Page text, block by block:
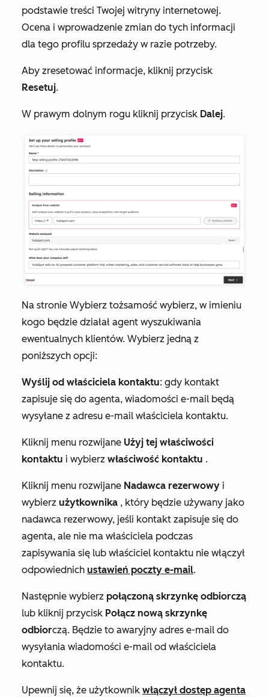
podstawie treści Twojej witryny internetowej.
Ocena i wprowadzenie zmian do tych informacji
dla tego profilu sprzedaży w razie potrzeby.
Aby zresetować informacje, kliknij przycisk
Resetuj.
W prawym dolnym rogu kliknij przycisk Dalej.
Na stronie Wybierz tożsamość wybierz, w imieniu
kogo będzie działał agent wyszukiwania
ewentualnych klientów. Wybierz jedną z
poniższych opcji:
Wyślij od właściciela kontaktu: gdy kontakt
zapisuje się do agenta, wiadomości e-mail będą
wysyłane z adresu e-mail właściciela kontaktu.
Kliknij menu rozwijane Użyj tej właściwości
kontaktu i wybierz właściwość kontaktu .
Kliknij menu rozwijane Nadawca rezerwowy i
wybierz użytkownika , który będzie używany jako
nadawca rezerwowy, jeśli kontakt zapisuje się do
agenta, ale nie ma właściciela podczas
zapisywania się lub właściciel kontaktu nie włączył
odpowiednich ustawień poczty e-mail.
Następnie wybierz połączoną skrzynkę odbiorczą
lub kliknij przycisk Połącz nową skrzynkę
odbiorczą. Będzie to awaryjny adres e-mail do
wysyłania wiadomości e-mail od właściciela
kontaktu.
Upewnij się, że użytkownik włączył dostęp agenta